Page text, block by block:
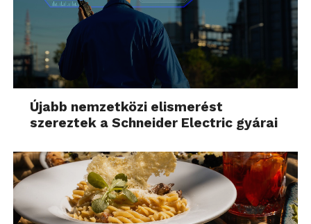
Újabb nemzetközi elismerést
szereztek a Schneider Electric gyárai